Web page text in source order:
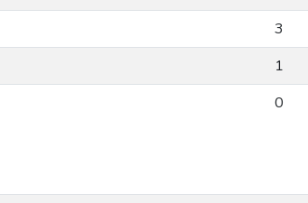
3
1
0